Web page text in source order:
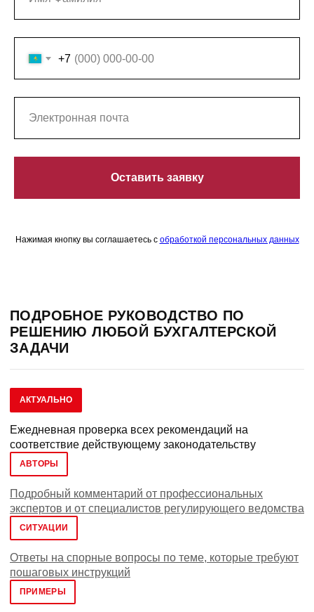
+7
Оставить заявку
Нажимая кнопку вы соглашаетесь с обработкой персональных данных
ПОДРОБНОЕ РУКОВОДСТВО ПО
РЕШЕНИЮ ЛЮБОЙ БУХГАЛТЕРСКОЙ
ЗАДАЧИ
АКТУАЛЬНО
Ежедневная проверка всех рекомендаций на
соответствие действующему законодательству
АВТОРЫ
Подробный комментарий от профессиональных
экспертов и от специалистов регулирующего ведомства
СИТУАЦИИ
Ответы на спорные вопросы по теме, которые требуют
пошаговых инструкций
ПРИМЕРЫ